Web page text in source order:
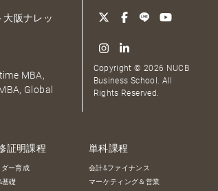
阪ナレッ
MBA,
Global
Copyright © 2026 NUCB
Business School. All
Rights Reserved.
証明課程
ダー育成
基礎
単科課程
会計&ファイナンス
マーケティング＆営業